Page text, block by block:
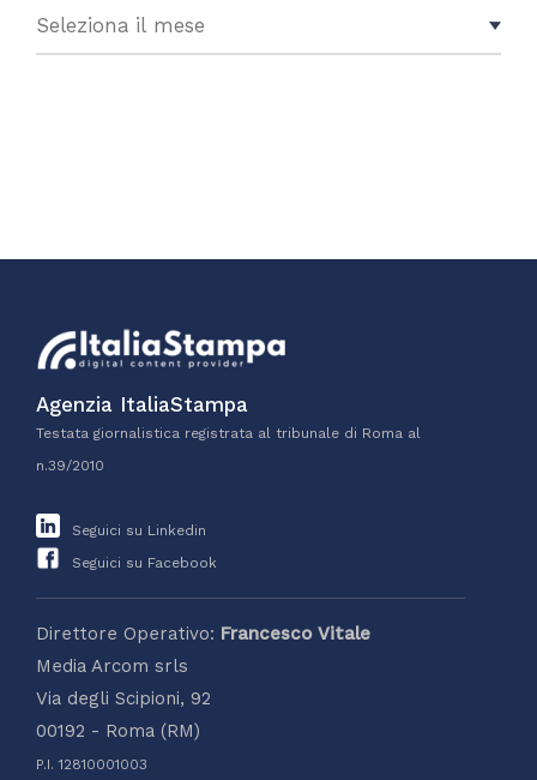
Agenzia ItaliaStampa
Testata giornalistica registrata al tribunale di Roma al
n.39/2010
Seguici su Linkedin
Seguici su Facebook
Direttore Operativo: Francesco Vitale
Media Arcom srls
Via degli Scipioni, 92
00192 - Roma (RM)
P.I. 12810001003